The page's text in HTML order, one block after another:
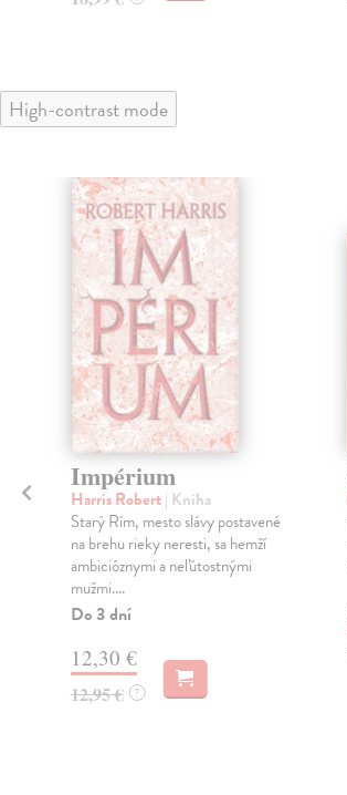
High-contrast mode
Impérium
Harris Robert| Kniha
Starý Rím, mesto slávy postavené
na brehu rieky neresti, sa hemží
ambicióznymi a neľútostnými
mužmi....
Do 3 dní
12,30 €
12,95 € ?